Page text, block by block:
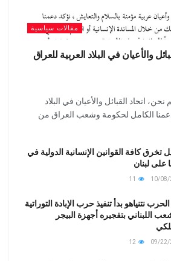
مقالات سياسية
والأعيان في البلاد العربية للعراق
اتحاد القبائل والأعيان في البلاد
ودعمنا الكامل لحكومة وشعب العراق من
تخرق كافة القوانين الإنسانية الدولية في
على لبنان
نتنياهو بدأ تنفيذ حرب الإبادة التوراتية
اللبناني بتفجيره أجهزة البيجر